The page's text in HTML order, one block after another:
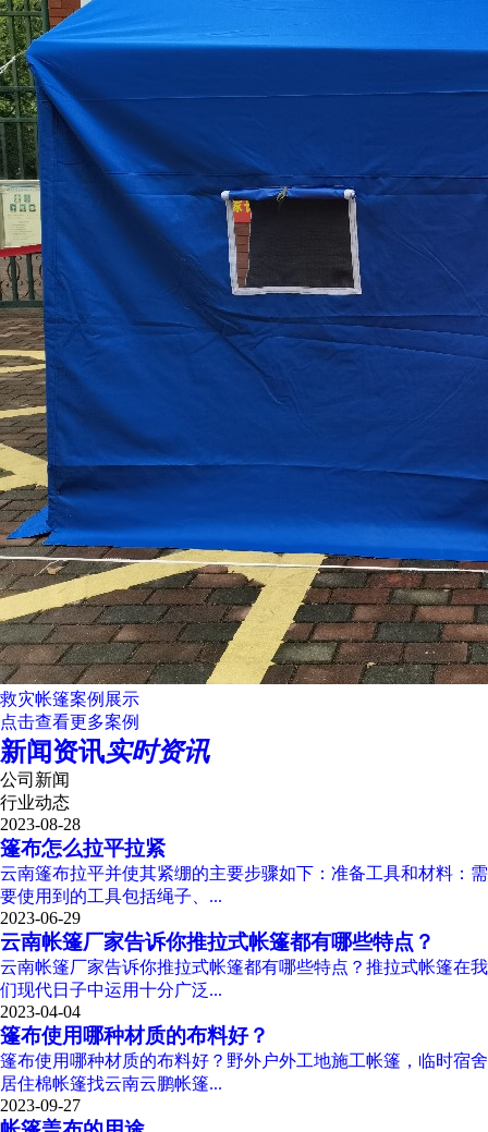
救灾帐篷案例展示
点击查看更多案例
新闻资讯实时资讯
公司新闻
行业动态
2023-08-28
篷布怎么拉平拉紧
云南篷布拉平并使其紧绷的主要步骤如下：准备工具和材料：需
要使用到的工具包括绳子、...
2023-06-29
云南帐篷厂家告诉你推拉式帐篷都有哪些特点？
云南帐篷厂家告诉你推拉式帐篷都有哪些特点？推拉式帐篷在我
们现代日子中运用十分广泛...
2023-04-04
篷布使用哪种材质的布料好？
篷布使用哪种材质的布料好？野外户外工地施工帐篷，临时宿舍
居住棉帐篷找云南云鹏帐篷...
2023-09-27